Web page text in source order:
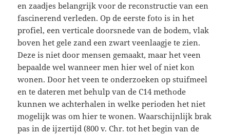
en zaadjes belangrijk voor de reconstructie van een
fascinerend verleden. Op de eerste foto is in het
profiel, een verticale doorsnede van de bodem, vlak
boven het gele zand een zwart veenlaagje te zien.
Deze is niet door mensen gemaakt, maar het veen
bepaalde wel wanneer men hier wel of niet kon
wonen. Door het veen te onderzoeken op stuifmeel
en te dateren met behulp van de C14 methode
kunnen we achterhalen in welke perioden het niet
mogelijk was om hier te wonen. Waarschijnlijk brak
pas in de ijzertijd (800 v. Chr. tot het begin van de